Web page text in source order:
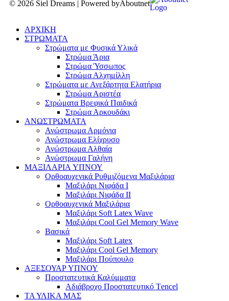
© 2026 Siel Dreams | Powered byAboutnet
ΑΡΧΙΚΗ
ΣΤΡΩΜΑΤΑ
Στρώματα με Φυσικά Υλικά
Στρώμα Άρια
Στρώμα Ύσσωπος
Στρώμα Αλχημίλλη
Στρώματα με Ανεξάρτητα Ελατήρια
Στρώμα Αριστέα
Στρώματα Βρεφικά Παιδικά
Στρώμα Αρκουδάκι
ΑΝΩΣΤΡΩΜΑΤΑ
Ανώστρωμα Αρμόνια
Ανώστρωμα Ελίχρυσο
Ανώστρωμα Αλθαία
Ανώστρωμα Γαλήνη
ΜΑΞΙΛΑΡΙΑ YΠΝΟΥ
Ορθοαυχενικά Ρυθμιζόμενα Μαξιλάρια
Mαξιλάρι Νιφάδα Ι
Mαξιλάρι Νιφάδα ΙΙ
Ορθοαυχενικά Μαξιλάρια
Mαξιλάρι Soft Latex Wave
Mαξιλάρι Cool Gel Memory Wave
Βασικά
Mαξιλάρι Soft Latex
Mαξιλάρι Cool Gel Memory
Mαξιλάρι Πούπουλο
ΑΞΕΣΟΥΑΡ ΥΠΝΟΥ
Προστατευτικά Καλύμματα
Αδιάβροχο Προστατευτικό Τencel
ΤΑ ΥΛΙΚΑ ΜΑΣ